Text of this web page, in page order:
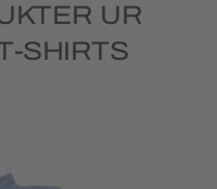
UR
SHIRTS